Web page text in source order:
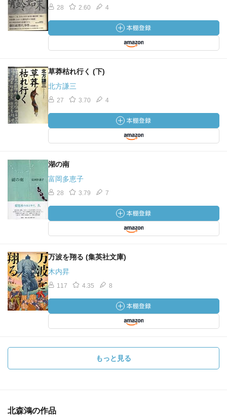
28 2.60 4
草莽枯れ行く (下)
北方謙三
27 3.70 4
湖の南
富岡多恵子
28 3.79 7
万波を翔る (集英社文庫)
木内昇
117 4.35 8
もっと見る
北森鴻の作品